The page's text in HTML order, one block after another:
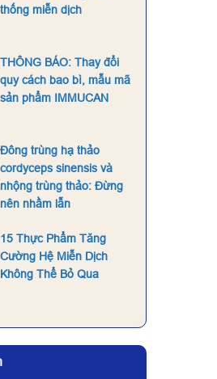
thống miễn dịch
THÔNG BÁO: Thay đổi
quy cách bao bì, mẫu mã
sản phẩm IMMUCAN
Đông trùng hạ thảo
cordyceps sinensis và
nhộng trùng thảo: Đừng
nên nhầm lẫn
15 Thực Phẩm Tăng
Cường Hệ Miễn Dịch
Không Thể Bỏ Qua